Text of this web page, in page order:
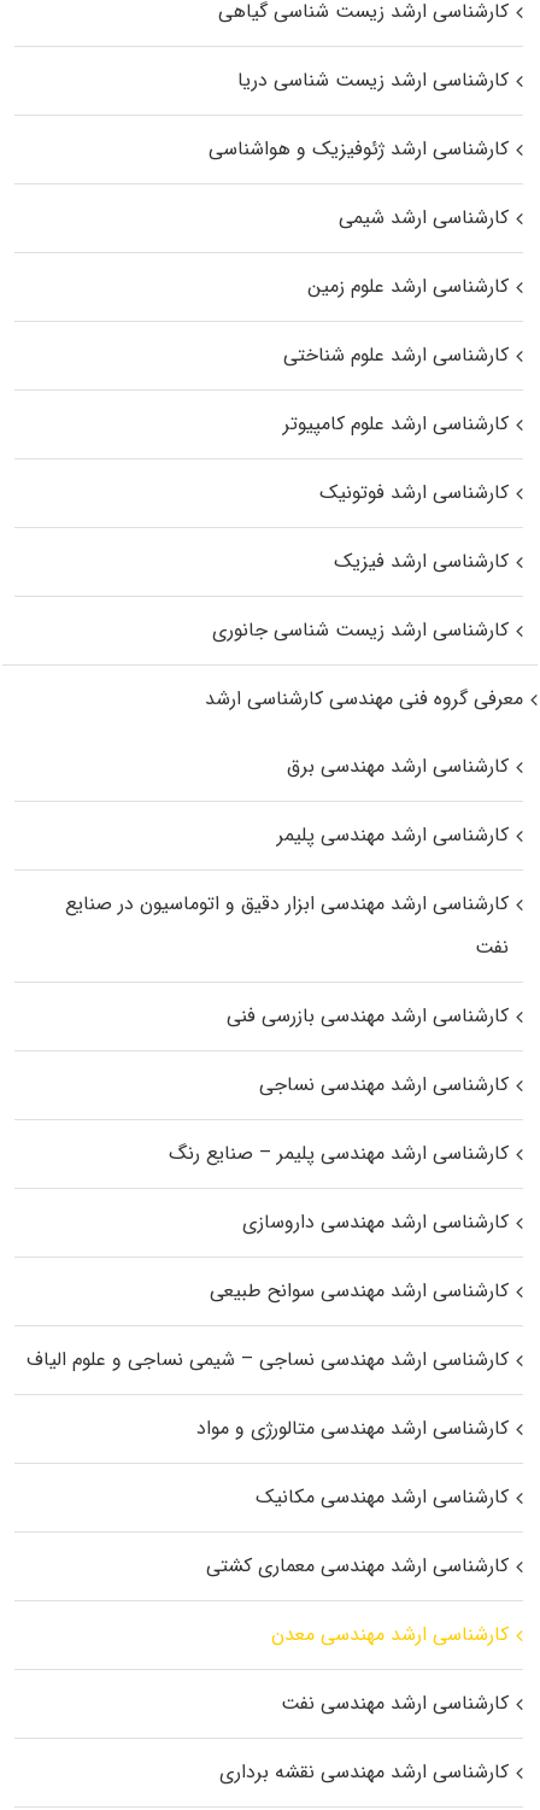
کارشناسی ارشد زیست‌ شناسی گیاهی
کارشناسی ارشد زیست‌ شناسی دریا
کارشناسی ارشد ژئوفیزیک و هواشناسی
کارشناسی ارشد شیمی
کارشناسی ارشد علوم زمین
کارشناسی ارشد علوم شناختی
کارشناسی ارشد علوم کامپیوتر
کارشناسی ارشد فوتونیک
کارشناسی ارشد فیزیک
کارشناسی ارشد زیست‌ شناسی جانوری
معرفی گروه فنی مهندسی کارشناسی ارشد
کارشناسی ارشد مهندسی برق
کارشناسی ارشد مهندسی پلیمر
کارشناسی ارشد مهندسی ابزار دقیق و اتوماسیون در صنایع
نفت
کارشناسی ارشد مهندسی بازرسی فنی
کارشناسی ارشد مهندسی نساجی
کارشناسی ارشد مهندسی پلیمر – صنایع رنگ
کارشناسی ارشد مهندسی داروسازی
کارشناسی ارشد مهندسی سوانح طبیعی
کارشناسی ارشد مهندسی نساجی – شیمی نساجی و علوم الیاف
کارشناسی ارشد مهندسی متالورژی و مواد
کارشناسی ارشد مهندسی مکانیک
کارشناسی ارشد مهندسی معماری کشتی
کارشناسی ارشد مهندسی معدن
کارشناسی ارشد مهندسی نفت
کارشناسی ارشد مهندسی نقشه برداری